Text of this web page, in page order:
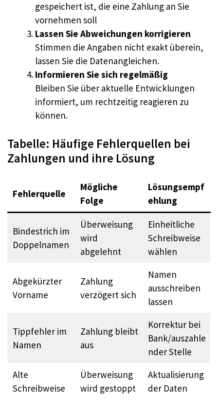
gespeichert ist, die eine Zahlung an Sie
vornehmen soll
Lassen Sie Abweichungen korrigieren
Stimmen die Angaben nicht exakt überein,
lassen Sie die Datenangleichen.
Informieren Sie sich regelmäßig
Bleiben Sie über aktuelle Entwicklungen
informiert, um rechtzeitig reagieren zu
können.
Tabelle: Häufige Fehlerquellen bei
Zahlungen und ihre Lösung
Fehlerquelle
Mögliche
Folge
Lösungsempf
ehlung
Bindestrich im
Doppelnamen
Überweisung
wird
abgelehnt
Einheitliche
Schreibweise
wählen
Abgekürzter
Vorname
Zahlung
verzögert sich
Namen
ausschreiben
lassen
Tippfehler im
Namen
Zahlung bleibt
aus
Korrektur bei
Bank/auszahle
nder Stelle
Alte
Schreibweise
Überweisung
wird gestoppt
Aktualisierung
der Daten